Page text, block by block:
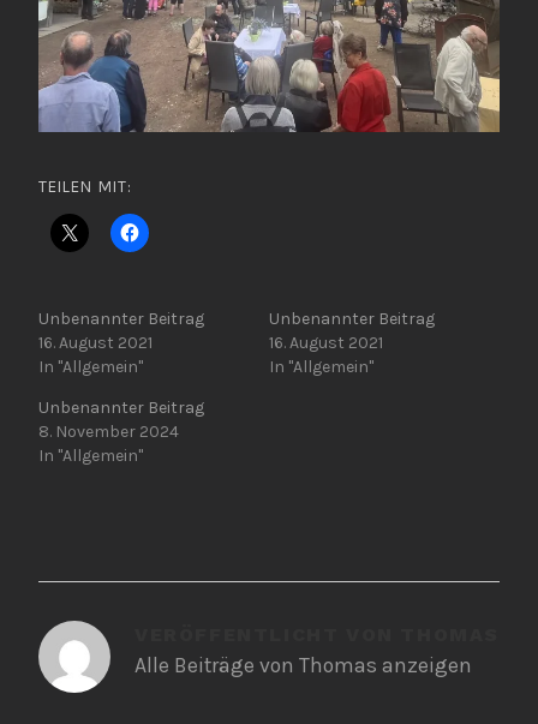
TEILEN MIT:
Unbenannter Beitrag
16. August 2021
In "Allgemein"
Unbenannter Beitrag
16. August 2021
In "Allgemein"
Unbenannter Beitrag
8. November 2024
In "Allgemein"
Alle Beiträge von Thomas anzeigen